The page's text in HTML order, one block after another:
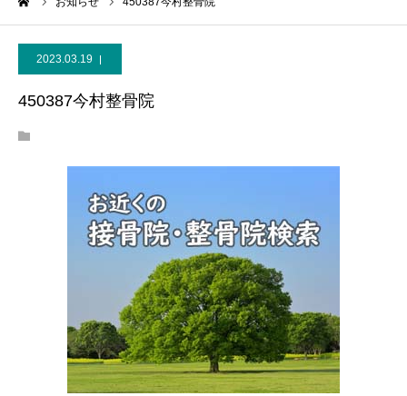
2023.03.19
450387今村整骨院